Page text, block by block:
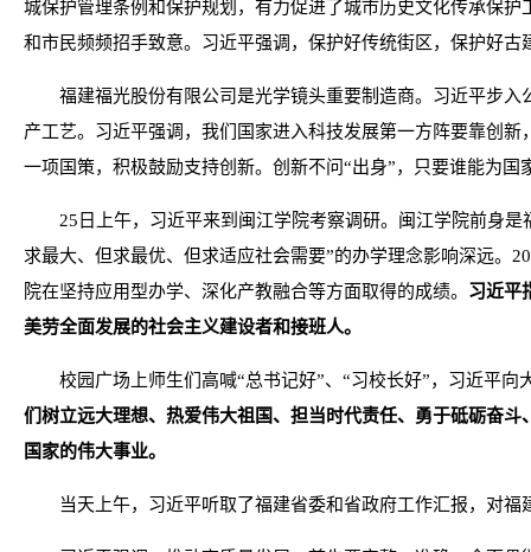
城保护管理条例和保护规划，有力促进了城市历史文化传承保
和市民频频招手致意。习近平强调，保护好传统街区，保护好
福建福光股份有限公司是光学镜头重要制造商。习近平步
产工艺。习近平强调，我们国家进入科技发展第一方阵要靠创
一项国策，积极鼓励支持创新。创新不问“出身”，只要谁能为国
25日上午，习近平来到闽江学院考察调研。闽江学院前身
求最大、但求最优、但求适应社会需要”的办学理念影响深远。
院在坚持应用型办学、深化产教融合等方面取得的成绩。 习近平
美劳全面发展的社会主义建设者和接班人。
校园广场上师生们高喊“总书记好”、“习校长好”，习近平向
们树立远大理想、热爱伟大祖国、担当时代责任、勇于砥砺奋
国家的伟大事业。
当天上午，习近平听取了福建省委和省政府工作汇报，对